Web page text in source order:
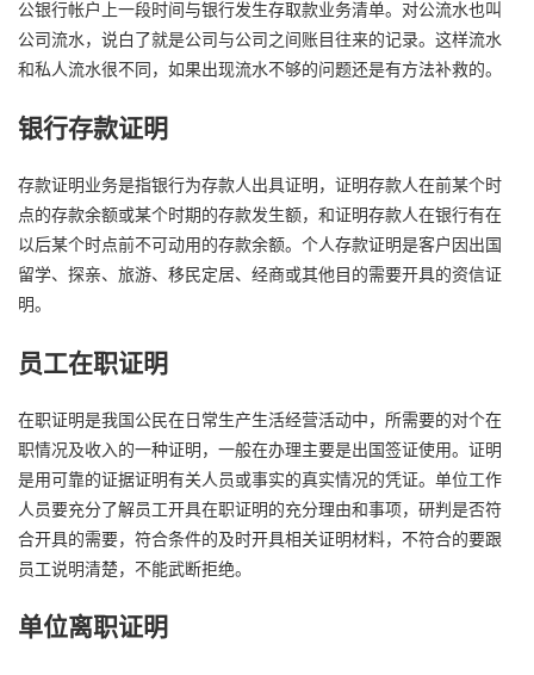
公银行帐户上一段时间与银行发生存取款业务清单。对公流水也叫
公司流水，说白了就是公司与公司之间账目往来的记录。这样流水
和私人流水很不同，如果出现流水不够的问题还是有方法补救的。
银行存款证明
存款证明业务是指银行为存款人出具证明，证明存款人在前某个时
点的存款余额或某个时期的存款发生额，和证明存款人在银行有在
以后某个时点前不可动用的存款余额。个人存款证明是客户因出国
留学、探亲、旅游、移民定居、经商或其他目的需要开具的资信证
明。
员工在职证明
在职证明是我国公民在日常生产生活经营活动中，所需要的对个在
职情况及收入的一种证明，一般在办理主要是出国签证使用。证明
是用可靠的证据证明有关人员或事实的真实情况的凭证。单位工作
人员要充分了解员工开具在职证明的充分理由和事项，研判是否符
合开具的需要，符合条件的及时开具相关证明材料，不符合的要跟
员工说明清楚，不能武断拒绝。
单位离职证明